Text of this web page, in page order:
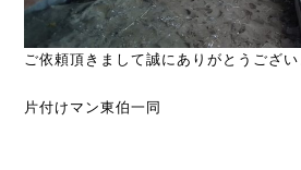
ご依頼頂きまして誠にありがとうござい
片付けマン東伯一同